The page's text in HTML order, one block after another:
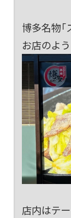
博多名物
お店のよう
店内はテ